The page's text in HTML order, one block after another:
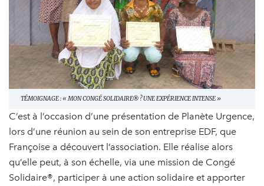
TÉMOIGNAGE : « MON CONGÉ SOLIDAIRE® ? UNE EXPÉRIENCE INTENSE »
C’est à l’occasion d’une présentation de Planète Urgence,
lors d’une réunion au sein de son entreprise EDF, que
Françoise a découvert l’association. Elle réalise alors
qu’elle peut, à son échelle, via une mission de Congé
Solidaire®, participer à une action solidaire et apporter